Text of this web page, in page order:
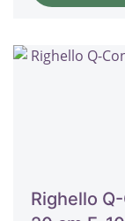
Righello